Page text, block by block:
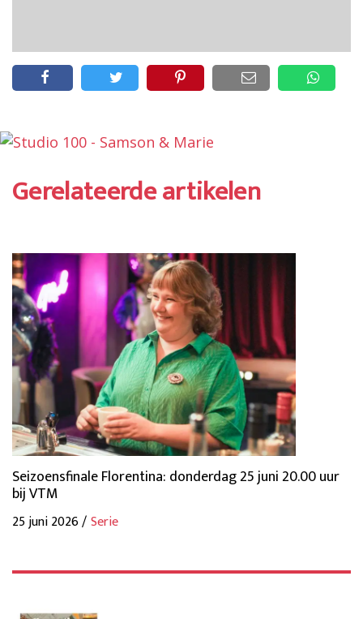
Gerelateerde artikelen
Seizoensfinale Florentina: donderdag 25 juni 20.00 uur
bij VTM
25 juni 2026 /Serie